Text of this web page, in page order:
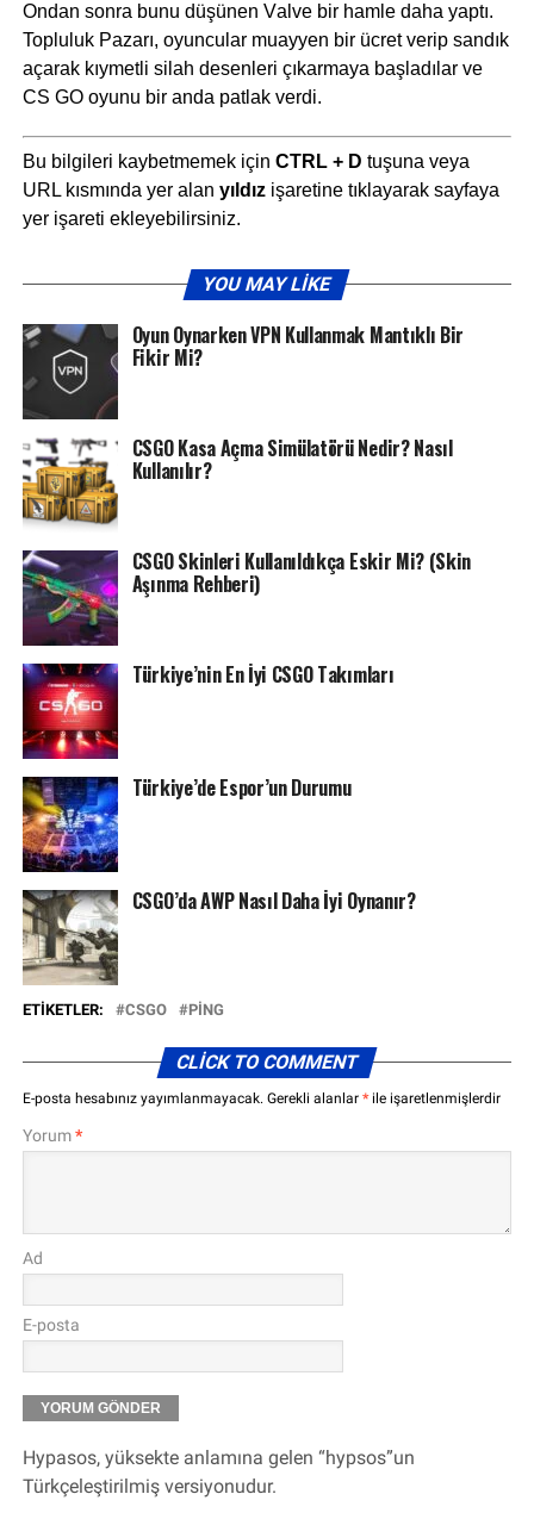
Ondan sonra bunu düşünen Vаlve bir hamle daha yaptı.
Topluluk Pazarı, oyuncular muayyen bir ücret verip sandık
açarak kıymеtli silah desenleri çıkarmaya başladılar ve
CS GO oyunu bir anda patlak verdi.
Bu bilgileri kaybetmemek için CTRL + D tuşuna veya
URL kısmında yer alan yıldızişaretine tıklayarak sayfaya
yer işareti ekleyebilirsiniz.
YOU MAY LIKE
Oyun Oynarken VPN Kullanmak Mantıklı Bir
Fikir Mi?
CSGO Kasa Açma Simülatörü Nedir? Nasıl
Kullanılır?
CSGO Skinleri Kullanıldıkça Eskir Mi? (Skin
Aşınma Rehberi)
Türkiye’nin En İyi CSGO Takımları
Türkiye’de Espor’un Durumu
CSGO’da AWP Nasıl Daha İyi Oynanır?
ETIKETLER: CSGO PING
CLICK TO COMMENT
E-posta hesabınız yayımlanmayacak. Gerekli alanlar *ile işaretlenmişlerdir
Yorum*
Ad
E-posta
Hypasos, yüksekte anlamına gelen “hypsos”un
Türkçeleştirilmiş versiyonudur.